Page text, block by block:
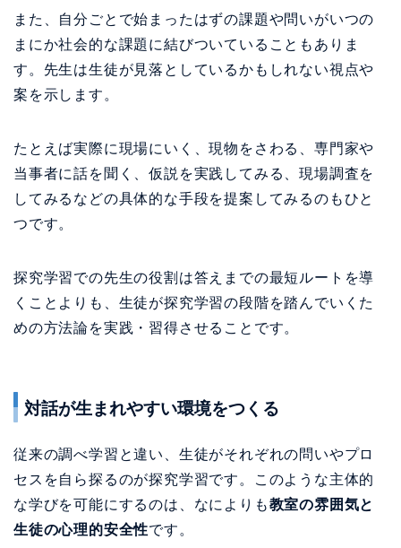
また、自分ごとで始まったはずの課題や問いがいつの
まにか社会的な課題に結びついていることもありま
す。先生は生徒が見落としているかもしれない視点や
案を示します。
たとえば実際に現場にいく、現物をさわる、専門家や
当事者に話を聞く、仮説を実践してみる、現場調査を
してみるなどの具体的な手段を提案してみるのもひと
つです。
探究学習での先生の役割は答えまでの最短ルートを導
くことよりも、生徒が探究学習の段階を踏んでいくた
めの方法論を実践・習得させることです。
対話が生まれやすい環境をつくる
従来の調べ学習と違い、生徒がそれぞれの問いやプロ
セスを自ら探るのが探究学習です。このような主体的
な学びを可能にするのは、なによりも教室の雰囲気と
生徒の心理的安全性です。